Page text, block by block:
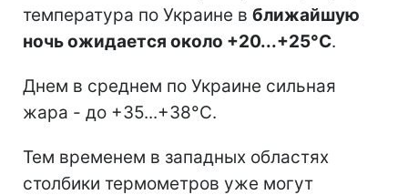
температура по Украине в ближайшую
ночь ожидается около +20...+25°С.
Днем в среднем по Украине сильная
жара - до +35...+38°С.
Тем временем в западных областях
столбики термометров уже могут